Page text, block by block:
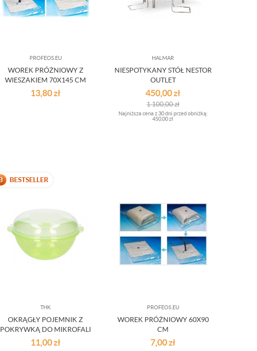
PROFEOS.EU
WOREK PRÓŻNIOWY Z
WIESZAKIEM 70X145 CM
13,80zł
HALMAR
NIESPOTYKANY STÓŁ NESTOR
OUTLET
450,00zł
1 100,00zł
Najniższa cena z 30 dni przed obniżką:
450,00 zł
THK
OKRĄGŁY POJEMNIK Z
POKRYWKĄ DO MIKROFALI
1L OUTLET
11,00zł
PROFEOS.EU
WOREK PRÓŻNIOWY 60X90
CM
7,00zł